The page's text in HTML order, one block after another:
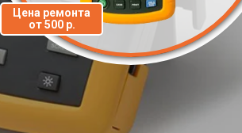
Цена ремонта
от 500 р.